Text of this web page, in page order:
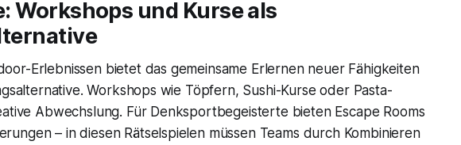
Workshops und Kurse als
Erlebnissen bietet das gemeinsame Erlernen neuer Fähigkeiten
Workshops wie Töpfern, Sushi-Kurse oder Pasta-
Abwechslung. Für Denksportbegeisterte bieten Escape Rooms
– in diesen Rätselspielen müssen Teams durch Kombinieren